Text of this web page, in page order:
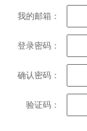
我的邮箱：
登录密码：
确认密码：
验证码：